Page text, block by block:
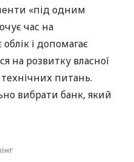
«під одним
час на
і допомагає
на розвитку власної
питань.
вибрати банк, який